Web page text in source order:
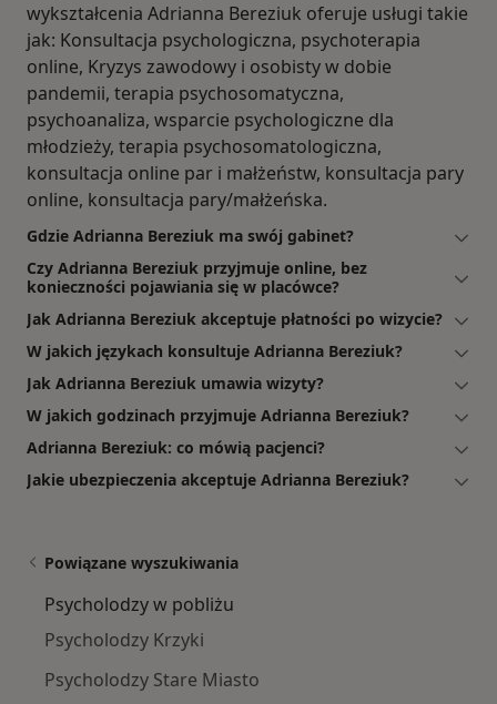
wykształcenia Adrianna Bereziuk oferuje usługi takie
jak: Konsultacja psychologiczna, psychoterapia
online, Kryzys zawodowy i osobisty w dobie
pandemii, terapia psychosomatyczna,
psychoanaliza, wsparcie psychologiczne dla
młodzieży, terapia psychosomatologiczna,
konsultacja online par i małżeństw, konsultacja pary
online, konsultacja pary/małżeńska.
Gdzie Adrianna Bereziuk ma swój gabinet?
Czy Adrianna Bereziuk przyjmuje online, bez
konieczności pojawiania się w placówce?
Jak Adrianna Bereziuk akceptuje płatności po wizycie?
W jakich językach konsultuje Adrianna Bereziuk?
Jak Adrianna Bereziuk umawia wizyty?
W jakich godzinach przyjmuje Adrianna Bereziuk?
Adrianna Bereziuk: co mówią pacjenci?
Jakie ubezpieczenia akceptuje Adrianna Bereziuk?
Powiązane wyszukiwania
Psycholodzy w pobliżu
Psycholodzy Krzyki
Psycholodzy Stare Miasto